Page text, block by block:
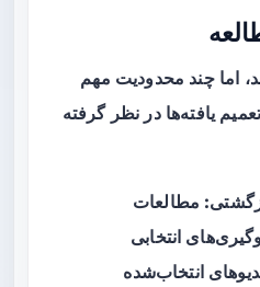
اما چند محدودیت مهم
یافته‌ها در نظر گرفته
مطالعات
انتخابی
انتخاب‌شده